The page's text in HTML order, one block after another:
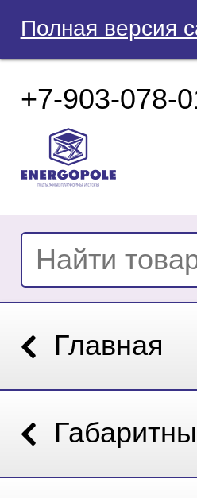
Полная версия
+7-903-078-
Главная